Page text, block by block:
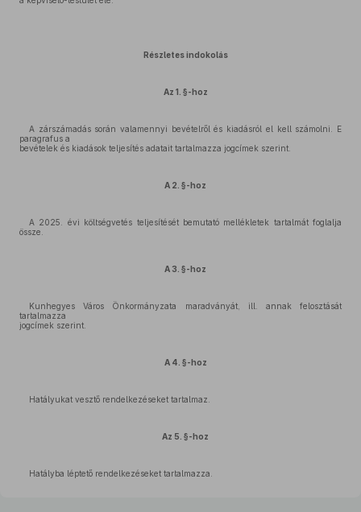
Részletes indokolás
Az 1. §-hoz
A zárszámadás során valamennyi bevételről és kiadásról el kell számolni. E
paragrafus a
bevételek és kiadások teljesítés adatait tartalmazza jogcímek szerint.
A 2. §-hoz
A 2025. évi költségvetés teljesítését bemutató mellékletek tartalmát foglalja
össze.
A 3. §-hoz
Kunhegyes Város Önkormányzata maradványát, ill. annak felosztását
tartalmazza
jogcímek szerint.
A 4. §-hoz
Hatályukat vesztő rendelkezéseket tartalmaz.
Az 5. §-hoz
Hatályba léptető rendelkezéseket tartalmazza.